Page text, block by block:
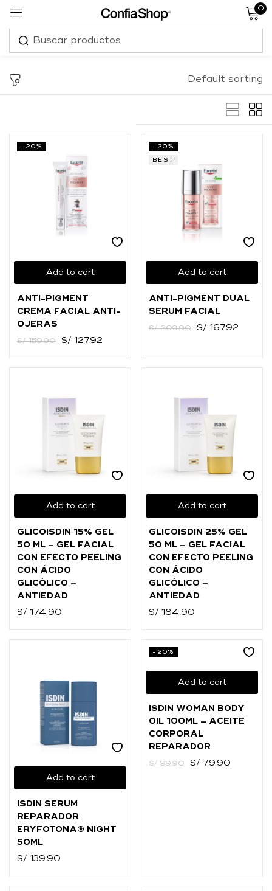
0
Default sorting
Add to cart
-20%
ANTI-PIGMENT
CREMA FACIAL ANTI-
OJERAS
S/159.90 S/ 127.92
Add to cart
-20%
BEST
ANTI-PIGMENT DUAL
SERUM FACIAL
S/209.90 S/ 167.92
Add to cart
GLICOISDIN 15% GEL
50 ML – GEL FACIAL
CON EFECTO PEELING
CON ÁCIDO
GLICÓLICO –
ANTIEDAD
S/ 174.90
Add to cart
GLICOISDIN 25% GEL
50 ML – GEL FACIAL
CON EFECTO PEELING
CON ÁCIDO
GLICÓLICO –
ANTIEDAD
S/ 184.90
Add to cart
ISDIN SERUM
REPARADOR
ERYFOTONA® NIGHT
50ML
S/ 139.90
Add to cart
-20%
ISDIN WOMAN BODY
OIL 100ML – ACEITE
CORPORAL
REPARADOR
S/99.90 S/ 79.90
Sign in
Lost password?
Ingresar con Facebook
Continuar con